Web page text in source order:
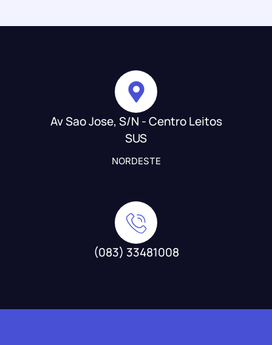
Av Sao Jose, S/N - Centro Leitos
SUS
NORDESTE
(083) 33481008